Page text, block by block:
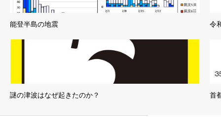
能登半島の地震 令
謎の津波はなぜ起きたのか？ 首